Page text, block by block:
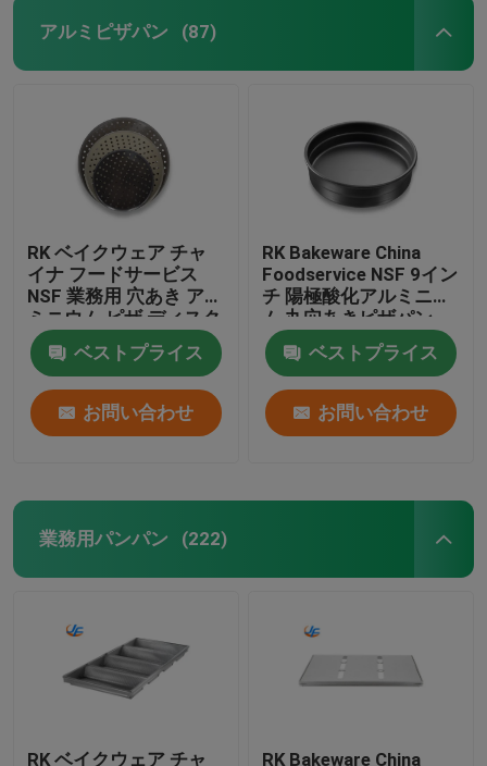
アルミピザパン (87)
RK ベイクウェア チャ
イナ フードサービス
NSF 業務用 穴あき アル
ミニウム ピザ ディスク
パン ハードコート
ベストプライス
お問い合わせ
RK Bakeware China
Foodservice NSF 9イン
チ 陽極酸化アルミニウ
ム 丸穴あきピザパン
ベストプライス
お問い合わせ
業務用パンパン (222)
RK ベイクウェア チャ
RK Bakeware China